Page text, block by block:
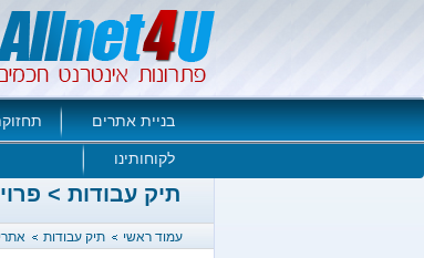
בניית אתרים
לקוחותינו
תיק עבודות >
עמוד ראשי תיק עבודות